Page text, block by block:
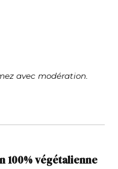
avec modération.
100% végétalienne